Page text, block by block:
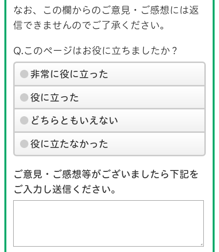
なお、この欄からのご意見・ご感想には返
信できませんのでご了承ください。
Q.このページはお役に立ちましたか？
非常に役に立った
役に立った
どちらともいえない
役に立たなかった
ご意見・ご感想等がございましたら下記を
ご入力し送信ください。